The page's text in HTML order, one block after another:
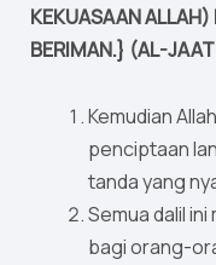
KEKUASAAN
BERIMAN.} (AL-
Kemudian
penciptaan
tanda yang
Semua dalil
bagi orang-